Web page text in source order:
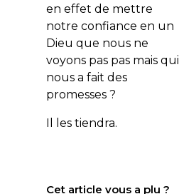
en effet de mettre
notre confiance en un
Dieu que nous ne
voyons pas pas mais qui
nous a fait des
promesses ?
Il les tiendra.
Cet article vous a plu ?